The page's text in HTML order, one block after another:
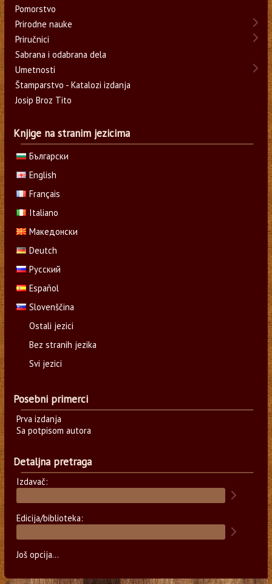
Pomorstvo
Prirodne nauke
Priručnici
Sabrana i odabrana dela
Umetnosti
Štamparstvo - Katalozi izdanja
Josip Broz Tito
Knjige na stranim jezicima
Български
English
Français
Italiano
Македонски
Deutch
Русский
Español
Slovenščina
Ostali jezici
Bez stranih jezika
Svi jezici
Posebni primerci
Prva izdanja
Sa potpisom autora
Detaljna pretraga
Izdavač:
Edicija/biblioteka:
Još opcija...